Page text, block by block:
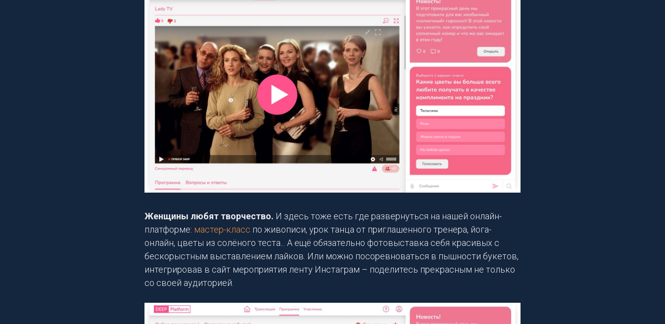
Женщины любят творчество. И здесь тоже есть где развернуться на нашей онлайн-
платформе: мастер-класс по живописи, урок танца от приглашенного тренера, йога-
онлайн, цветы из солёного теста... А ещё обязательно фотовыставка себя красивых с
бескорыстным выставлением лайков. Или можно посоревноваться в пышности букетов,
интегрировав в сайт мероприятия ленту Инстаграм – поделитесь прекрасным не только
со своей аудиторией.